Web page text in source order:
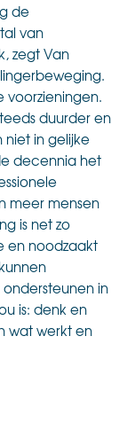
de
van
zegt Van
voorzieningen.
duurder en
in gelijke
decennia het
meer mensen
is net zo
en noodzaakt
in
is: denk en
wat werkt en